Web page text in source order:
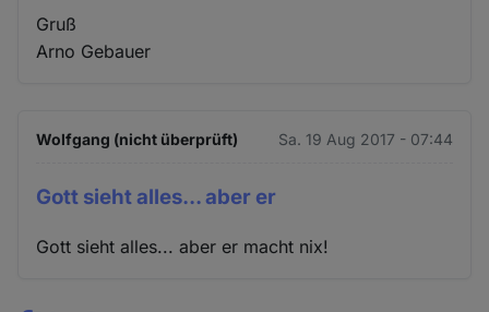
Gruß
Arno Gebauer
Wolfgang (nicht überprüft) Sa. 19 Aug 2017 - 07:44
Gott sieht alles... aber er
Gott sieht alles... aber er macht nix!